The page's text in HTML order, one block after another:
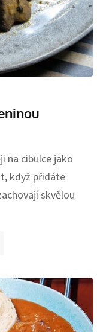
na cibulce jako
když přidáte
skvělou